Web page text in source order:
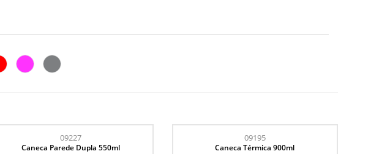
09227
Caneca Parede Dupla 550ml
09195
Caneca Térmica 900ml